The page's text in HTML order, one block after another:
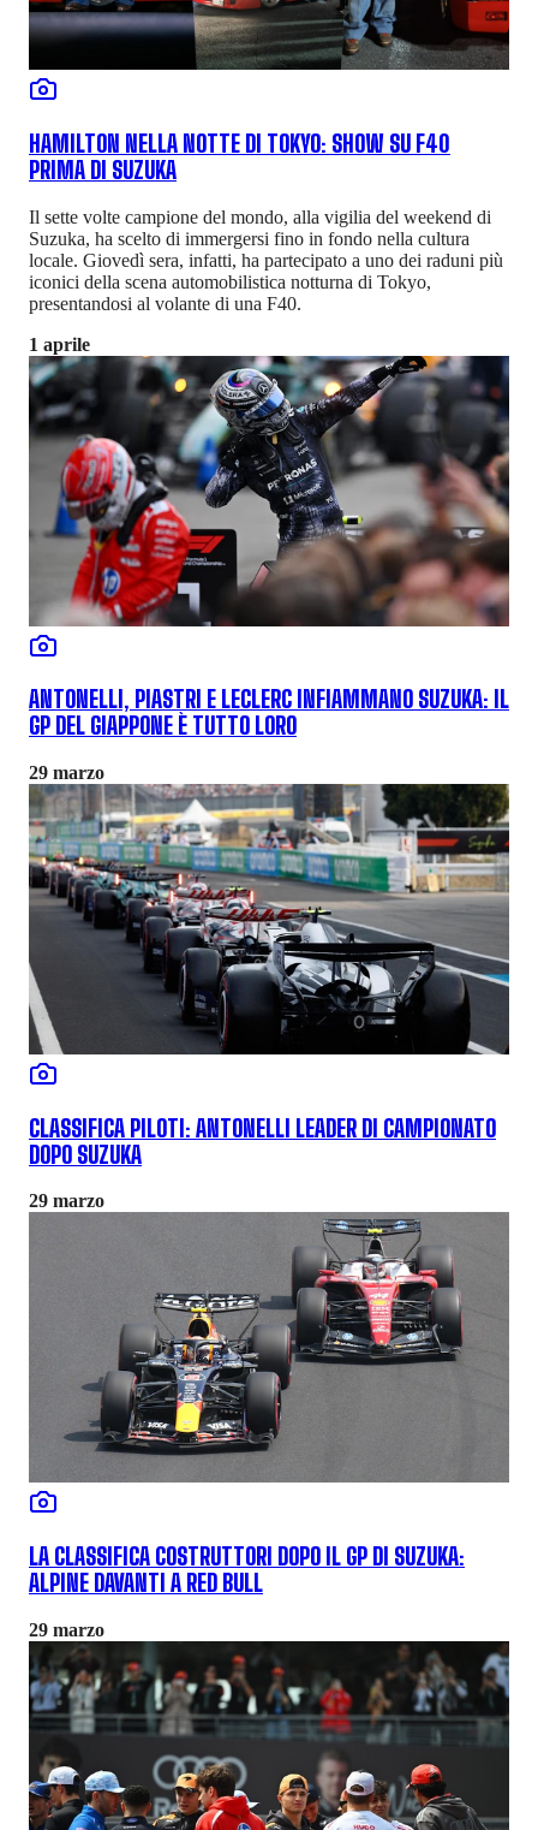
HAMILTON NELLA NOTTE DI TOKYO: SHOW SU F40
PRIMA DI SUZUKA
Il sette volte campione del mondo, alla vigilia del weekend di
Suzuka, ha scelto di immergersi fino in fondo nella cultura
locale. Giovedì sera, infatti, ha partecipato a uno dei raduni più
iconici della scena automobilistica notturna di Tokyo,
presentandosi al volante di una F40.
1 aprile
ANTONELLI, PIASTRI E LECLERC INFIAMMANO SUZUKA: IL
GP DEL GIAPPONE È TUTTO LORO
29 marzo
CLASSIFICA PILOTI: ANTONELLI LEADER DI CAMPIONATO
DOPO SUZUKA
29 marzo
LA CLASSIFICA COSTRUTTORI DOPO IL GP DI SUZUKA:
ALPINE DAVANTI A RED BULL
29 marzo